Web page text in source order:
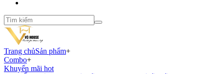
Trang chủSản phẩm+
Combo+
Khuyến mãi hot